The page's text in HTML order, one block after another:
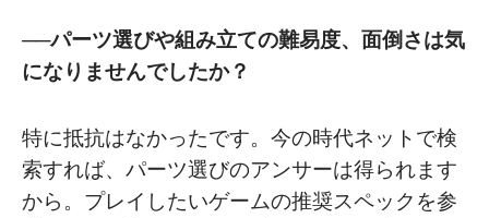
──パーツ選びや組み立ての難易度、面倒さは気
になりませんでしたか？
特に抵抗はなかったです。今の時代ネットで検
索すれば、パーツ選びのアンサーは得られます
から。プレイしたいゲームの推奨スペックを参